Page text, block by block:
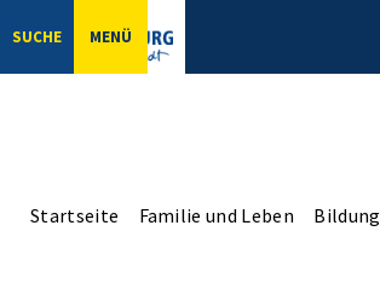
SUCHE MENÜ
Startseite Familie und Leben Bildung